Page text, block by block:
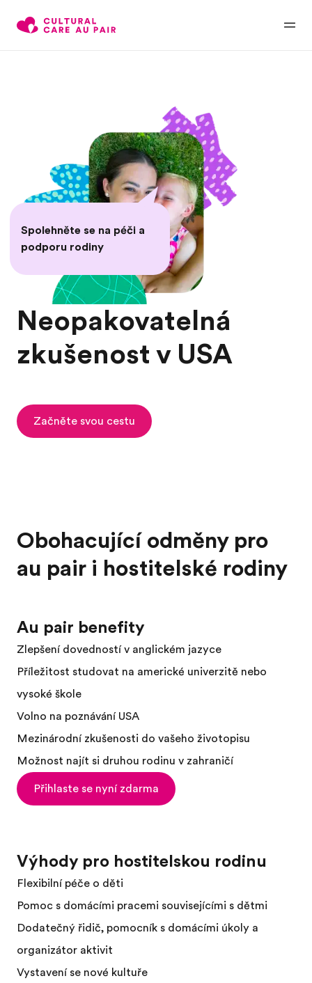
Spolehněte se na péči a
podporu rodiny
Neopakovatelná
zkušenost v USA
Začněte svou cestu
Obohacující odměny pro
au pair i hostitelské rodiny
Au pair benefity
Zlepšení dovedností v anglickém jazyce
Příležitost studovat na americké univerzitě nebo
vysoké škole
Volno na poznávání USA
Mezinárodní zkušenosti do vašeho životopisu
Možnost najít si druhou rodinu v zahraničí
Přihlaste se nyní zdarma
Výhody pro hostitelskou rodinu
Flexibilní péče o děti
Pomoc s domácími pracemi souvisejícími s dětmi
Dodatečný řidič, pomocník s domácími úkoly a
organizátor aktivit
Vystavení se nové kultuře